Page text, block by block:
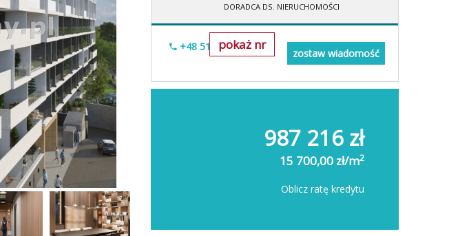
DORADCA DS. NIERUCHOMOŚCI
pokaż nr
+48 518-706-552
zostaw wiadomość
987 216 zł
15 700,00 zł/m2
Oblicz ratę kredytu